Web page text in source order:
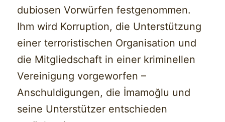
dubiosen Vorwürfen festgenommen.
Ihm wird Korruption, die Unterstützung
einer terroristischen Organisation und
die Mitgliedschaft in einer kriminellen
Vereinigung vorgeworfen –
Anschuldigungen, die İmamoğlu und
seine Unterstützer entschieden